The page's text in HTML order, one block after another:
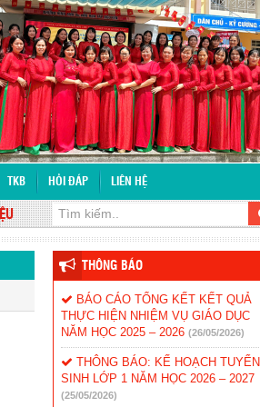
TKB HỎI ĐÁP LIÊN HỆ
THÔNG BÁO
BÁO CÁO TỔNG KẾT KẾT QUẢ
THỰC HIỆN NHIỆM VỤ GIÁO DỤC
NĂM HỌC 2025 – 2026 (26/05/2026)
THÔNG BÁO: KẾ HOẠCH TUYỂN
SINH LỚP 1 NĂM HỌC 2026 – 2027
(25/05/2026)